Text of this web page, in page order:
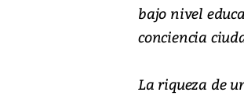
bajo nivel
conciencia
La riqueza de